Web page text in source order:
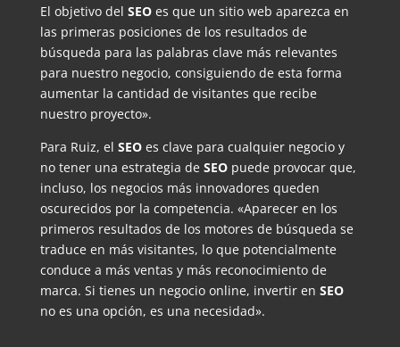
El objetivo del SEOes que un sitio web aparezca en
las primeras posiciones de los resultados de
búsqueda para las palabras clave más relevantes
para nuestro negocio, consiguiendo de esta forma
aumentar la cantidad de visitantes que recibe
nuestro proyecto».
Para Ruiz, el SEOes clave para cualquier negocio y
no tener una estrategia de SEOpuede provocar que,
incluso, los negocios más innovadores queden
oscurecidos por la competencia. «Aparecer en los
primeros resultados de los motores de búsqueda se
traduce en más visitantes, lo que potencialmente
conduce a más ventas y más reconocimiento de
marca. Si tienes un negocio online, invertir en SEO
no es una opción, es una necesidad».